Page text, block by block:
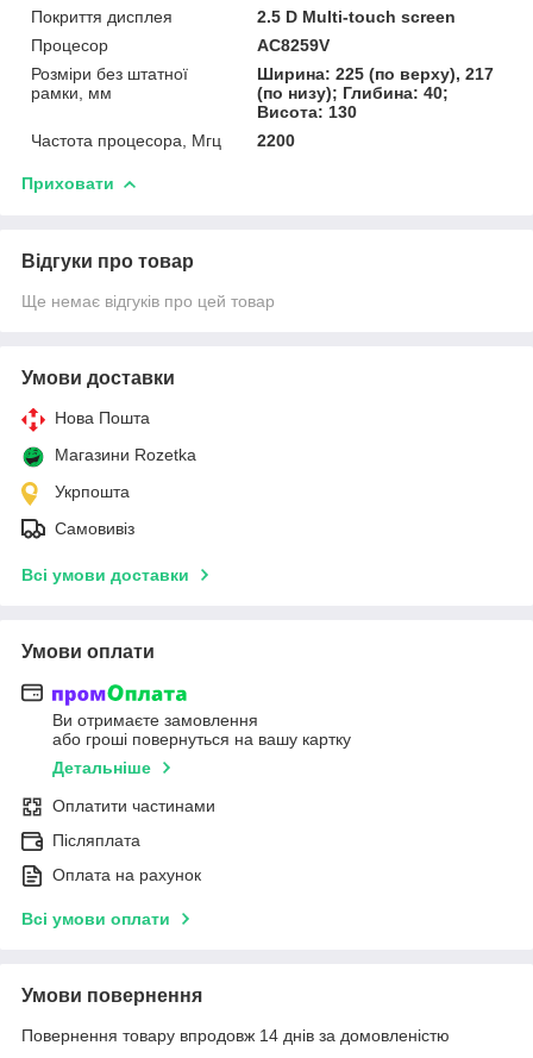
Покриття дисплея
2.5 D Multi-touch screen
Процесор
AC8259V
Розміри без штатної
рамки, мм
Ширина: 225 (по верху), 217
(по низу); Глибина: 40;
Висота: 130
Частота процесора, Мгц
2200
Приховати
Відгуки про товар
Ще немає відгуків про цей товар
Умови доставки
Нова Пошта
Магазини Rozetka
Укрпошта
Самовивіз
Всі умови доставки
Умови оплати
Ви отримаєте замовлення
або гроші повернуться на вашу картку
Детальніше
Оплатити частинами
Післяплата
Оплата на рахунок
Всі умови оплати
Умови повернення
Повернення товару впродовж 14 днів за домовленістю